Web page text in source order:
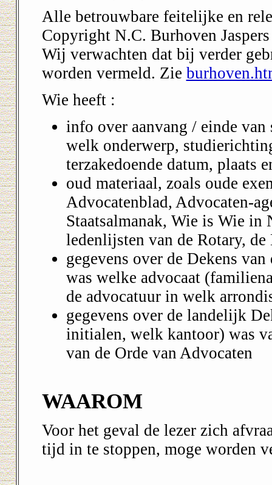
Alle betrouwbare feitelijke en
Copyright N.C. Burhoven
Wij verwachten dat bij verder
worden vermeld. Zie
Wie heeft :
info over aanvang / einde
welk onderwerp,
terzakedoende datum, plaats
oud materiaal, zoals oude
Advocatenblad, Advocaten-
Staatsalmanak, Wie is Wie in
ledenlijsten van de Rotary, de
gegevens over de Dekens
was welke advocaat
de advocatuur in welk
gegevens over de landelijk
initialen, welk kantoor) was
van de Orde van Advocaten
WAAROM
Voor het geval de lezer zich
tijd in te stoppen, moge worden